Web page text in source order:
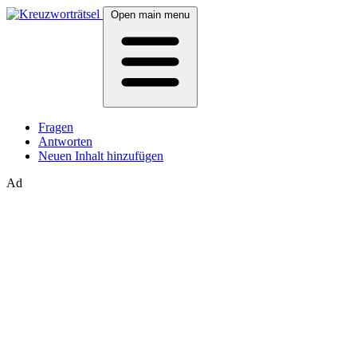
Open main menu
Fragen
Antworten
Neuen Inhalt hinzufügen
Ad